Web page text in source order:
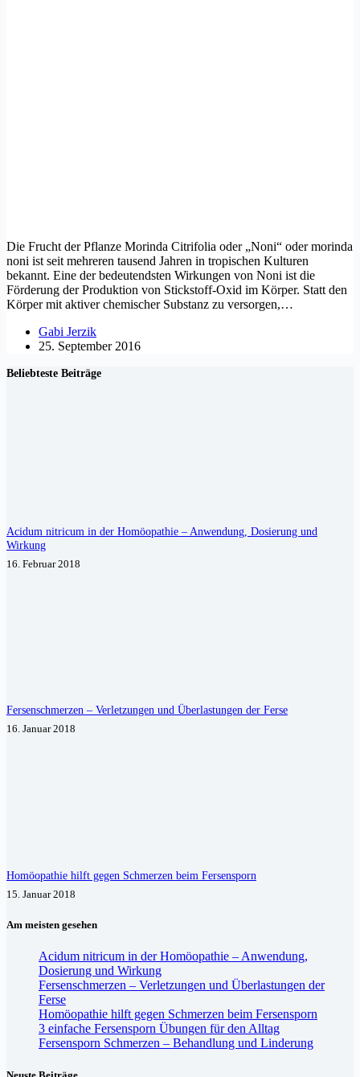
Die Frucht der Pflanze Morinda Citrifolia oder „Noni“ oder morinda
noni ist seit mehreren tausend Jahren in tropischen Kulturen
bekannt. Eine der bedeutendsten Wirkungen von Noni ist die
Förderung der Produktion von Stickstoff-Oxid im Körper. Statt den
Körper mit aktiver chemischer Substanz zu versorgen,…
Gabi Jerzik
25. September 2016
Beliebteste Beiträge
Acidum nitricum in der Homöopathie – Anwendung, Dosierung und
Wirkung
16. Februar 2018
Fersenschmerzen – Verletzungen und Überlastungen der Ferse
16. Januar 2018
Homöopathie hilft gegen Schmerzen beim Fersensporn
15. Januar 2018
Am meisten gesehen
Acidum nitricum in der Homöopathie – Anwendung,
Dosierung und Wirkung
Fersenschmerzen – Verletzungen und Überlastungen der
Ferse
Homöopathie hilft gegen Schmerzen beim Fersensporn
3 einfache Fersensporn Übungen für den Alltag
Fersensporn Schmerzen – Behandlung und Linderung